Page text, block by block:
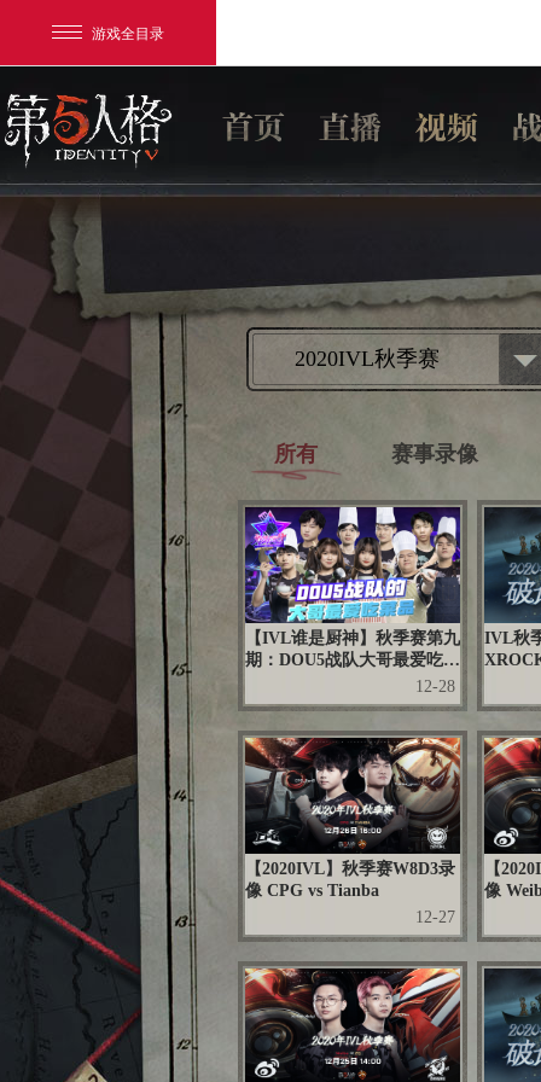
游戏全目录
游戏爱好者
我的足迹：
2020IVL秋季赛
所有 赛事录像
【IVL谁是厨神】秋季赛第九
期：DOU5战队大哥最爱吃的
12-28
IVL秋
【2020IVL】秋季赛W8D3录
像 CPG vs Tianba
12-27
【
像